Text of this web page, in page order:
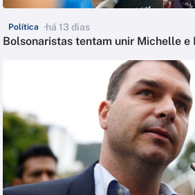
Política há 13 dias
Bolsonaristas tentam unir Michelle e